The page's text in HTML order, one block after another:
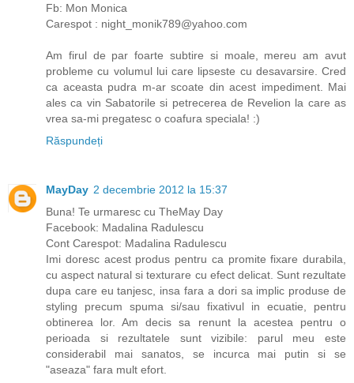
Fb: Mon Monica
Carespot : night_monik789@yahoo.com
Am firul de par foarte subtire si moale, mereu am avut
probleme cu volumul lui care lipseste cu desavarsire. Cred
ca aceasta pudra m-ar scoate din acest impediment. Mai
ales ca vin Sabatorile si petrecerea de Revelion la care as
vrea sa-mi pregatesc o coafura speciala! :)
Răspundeți
MayDay 2 decembrie 2012 la 15:37
Buna! Te urmaresc cu TheMay Day
Facebook: Madalina Radulescu
Cont Carespot: Madalina Radulescu
Imi doresc acest produs pentru ca promite fixare durabila,
cu aspect natural si texturare cu efect delicat. Sunt rezultate
dupa care eu tanjesc, insa fara a dori sa implic produse de
styling precum spuma si/sau fixativul in ecuatie, pentru
obtinerea lor. Am decis sa renunt la acestea pentru o
perioada si rezultatele sunt vizibile: parul meu este
considerabil mai sanatos, se incurca mai putin si se
"aseaza" fara mult efort.